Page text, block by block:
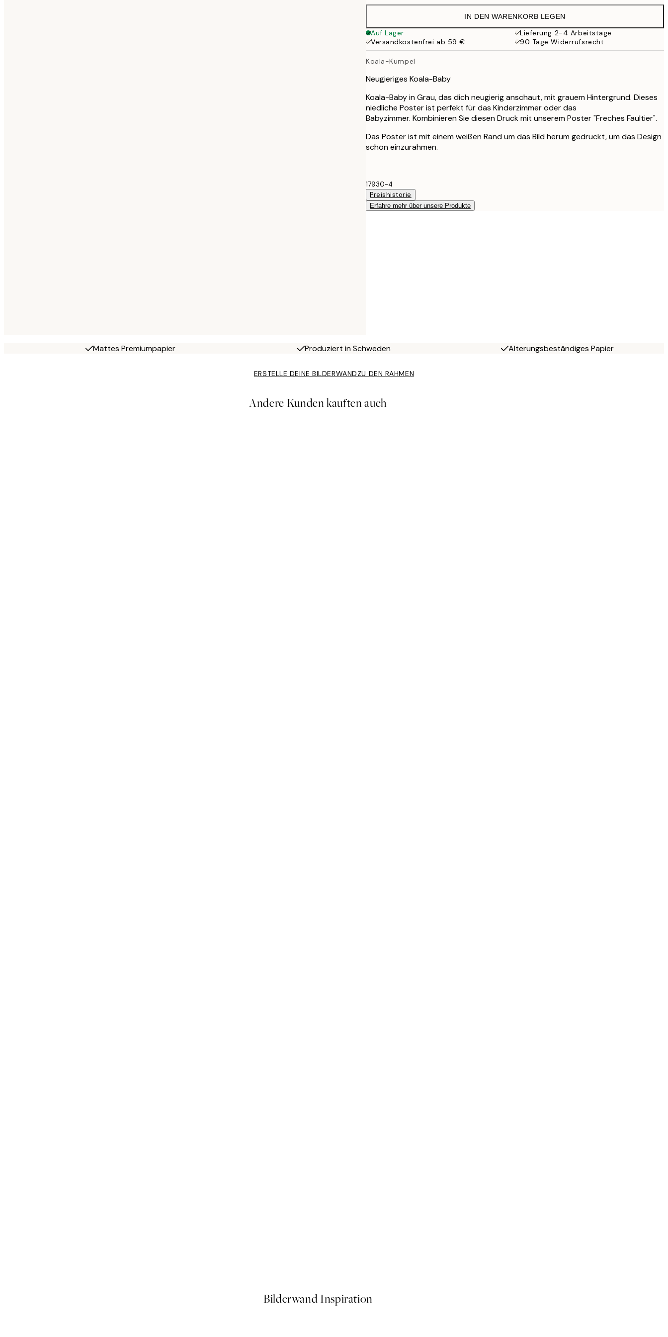
19,95 €
27,45 €
50x70 cm
32,45 €
IN DEN WARENKORB LEGEN
Auf Lager
Lieferung 2-4 Arbeitstage
Versandkostenfrei ab 59 €
90 Tage Widerrufsrecht
Koala-Kumpel
Neugieriges Koala-Baby
Koala-Baby in Grau, das dich neugierig anschaut, mit grauem Hintergrund. Dieses
niedliche Poster ist perfekt für das Kinderzimmer oder das
Babyzimmer. Kombinieren Sie diesen Druck mit unserem Poster "Freches Faultier".
Das Poster ist mit einem weißen Rand um das Bild herum gedruckt, um das Design
schön einzurahmen.
17930-4
Preishistorie
Erfahre mehr über unsere Produkte
Mattes Premiumpapier Produziert in Schweden Alterungsbeständiges Papier
ERSTELLE DEINE BILDERWANDZU DEN RAHMEN
Andere Kunden kauften auch
Bilderwand Inspiration